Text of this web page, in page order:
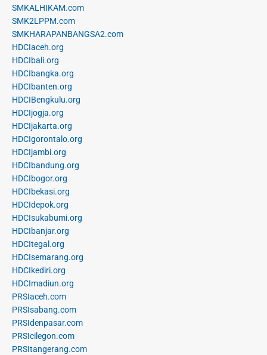
SMKALHIKAM.com
SMK2LPPM.com
SMKHARAPANBANGSA2.com
HDCIaceh.org
HDCIbali.org
HDCIbangka.org
HDCIbanten.org
HDCIBengkulu.org
HDCIjogja.org
HDCIjakarta.org
HDCIgorontalo.org
HDCIjambi.org
HDCIbandung.org
HDCIbogor.org
HDCIbekasi.org
HDCIdepok.org
HDCIsukabumi.org
HDCIbanjar.org
HDCItegal.org
HDCIsemarang.org
HDCIkediri.org
HDCImadiun.org
PRSIaceh.com
PRSIsabang.com
PRSIdenpasar.com
PRSIcilegon.com
PRSItangerang.com